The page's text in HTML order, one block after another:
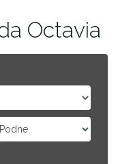
Octavia